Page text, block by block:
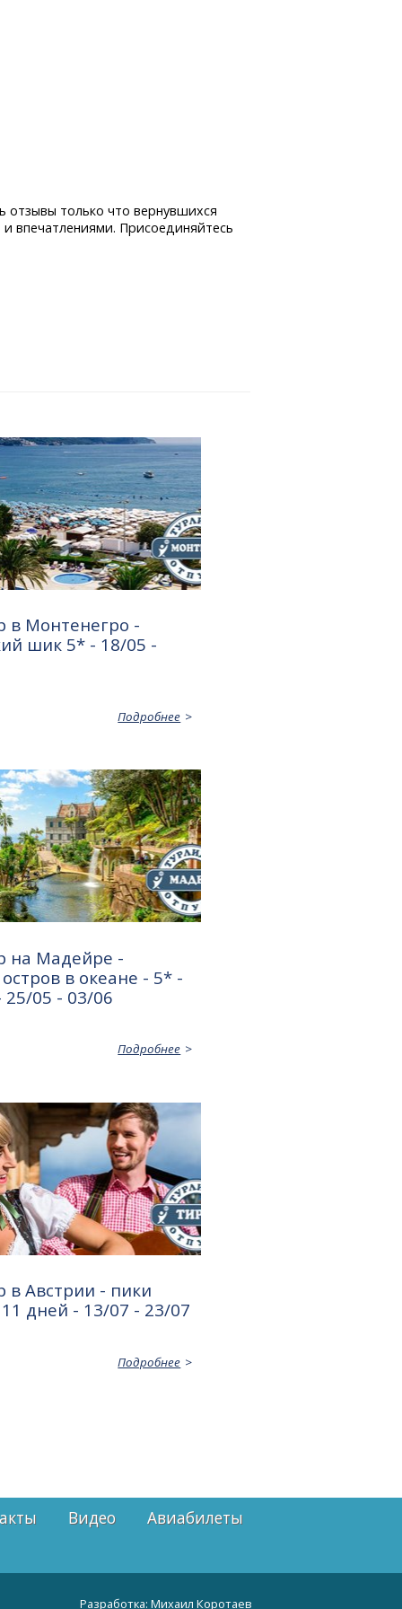
только что вернувшихся
впечатлениями. Присоединяйтесь
в Монтенегро -
шик 5* - 18/05 -
Подробнее
на Мадейре -
в океане - 5* -
25/05 - 03/06
Подробнее
в Австрии - пики
дней - 13/07 - 23/07
Подробнее
Видео Авиабилеты
Разработка: Михаил Коротаев